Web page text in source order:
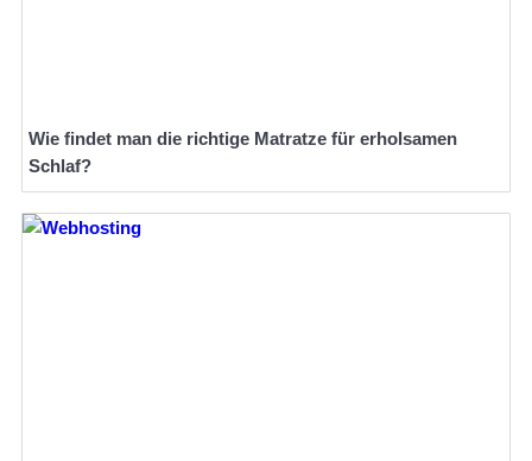
Wie findet man die richtige Matratze für erholsamen
Schlaf?